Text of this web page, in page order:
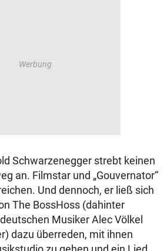
Schwarzenegger strebt keinen
an. Filmstar und „Gouvernator“
Und dennoch, er ließ sich
The BossHoss (dahinter
Musiker Alec Völkel
dazu überreden, mit ihnen